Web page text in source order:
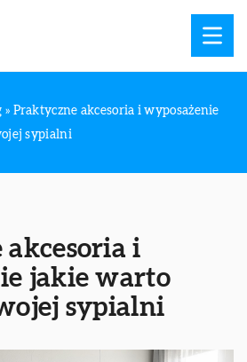
» Praktyczne akcesoria i wyposażenie
sypialni
i
jakie warto
sypialni